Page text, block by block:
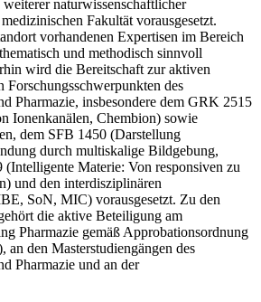
naturwissenschaftlicher
Fakultät vorausgesetzt.
vorhandenen Expertisen im Bereich
und methodisch sinnvoll
wird die Bereitschaft zur aktiven
Forschungsschwerpunkten des
Pharmazie, insbesondere dem GRK 2515
Ionenkanälen, Chembion) sowie
dem SFB 1450 (Darstellung
durch multiskalige Bildgebung,
Materie: Von responsiven zu
und den interdisziplinären
SoN, MIC) vorausgesetzt. Zu den
die aktive Beteiligung am
Pharmazie gemäß Approbationsordnung
den Masterstudiengängen des
Pharmazie und an der